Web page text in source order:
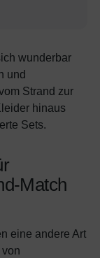
wunderbar
und
Strand zur
hinaus
Sets.
Match
eine andere Art